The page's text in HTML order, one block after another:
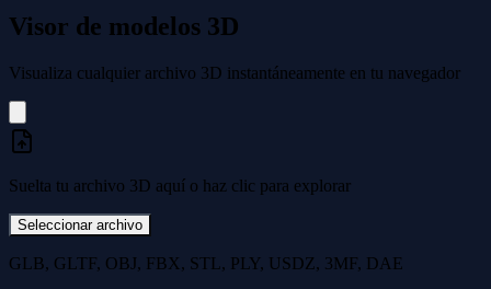
Visor de modelos 3D
Visualiza cualquier archivo 3D instantáneamente en tu navegador
Suelta tu archivo 3D aquí o haz clic para explorar
Seleccionar archivo
GLB, GLTF, OBJ, FBX, STL, PLY, USDZ, 3MF, DAE